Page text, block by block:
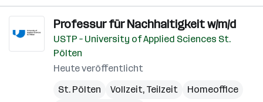
Professur für Nachhaltigkeit w/m/d
USTP – University of Applied Sciences St.
Pölten
Heute veröffentlicht
St. Pölten
Vollzeit, Teilzeit
Homeoffice